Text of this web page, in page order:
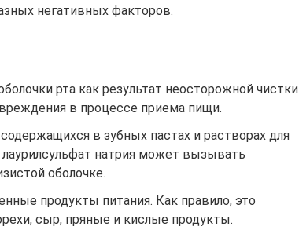
негативных факторов.
рта как результат неосторожной чистки
в процессе приема пищи.
в зубных пастах и растворах для
лаурилсульфат натрия может вызывать
оболочке.
продукты питания. Как правило, это
сыр, пряные и кислые продукты.